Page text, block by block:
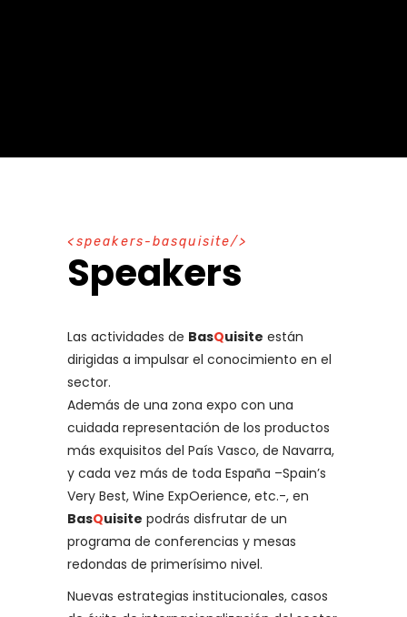
speakers-basquisite
Speakers
Las actividades de BasQuisite están
dirigidas a impulsar el conocimiento en el
sector.
Además de una zona expo con una
cuidada representación de los productos
más exquisitos del País Vasco, de Navarra,
y cada vez más de toda España –Spain’s
Very Best, Wine ExpOerience, etc.-, en
BasQuisite podrás disfrutar de un
programa de conferencias y mesas
redondas de primerísimo nivel.
Nuevas estrategias institucionales, casos